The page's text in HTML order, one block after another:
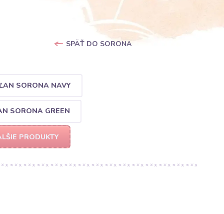
SPÄŤ DO SORONA
ĽAN SORONA NAVY
SORONA GREEN
PRODUKTY